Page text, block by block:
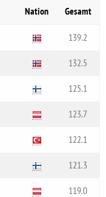
Nation Gesamt
139.2
132.5
125.1
123.7
122.1
121.3
119.0